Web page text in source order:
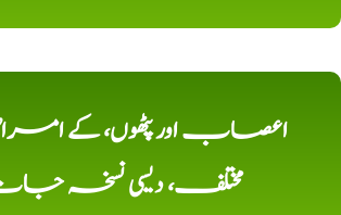
اعصاب اور پٹھوں، کے
مختلف، دیسی نسخہ